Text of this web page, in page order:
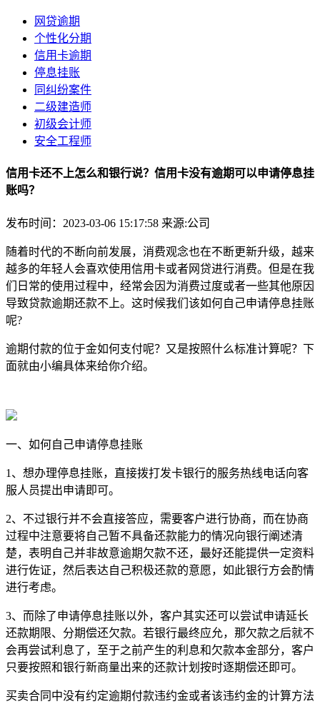
网贷逾期
个性化分期
信用卡逾期
停息挂账
同纠纷案件
二级建造师
初级会计师
安全工程师
信用卡还不上怎么和银行说？信用卡没有逾期可以申请停息挂
账吗？
发布时间：2023-03-06 15:17:58 来源:公司
随着时代的不断向前发展，消费观念也在不断更新升级，越来
越多的年轻人会喜欢使用信用卡或者网贷进行消费。但是在我
们日常的使用过程中，经常会因为消费过度或者一些其他原因
导致贷款逾期还款不上。这时候我们该如何自己申请停息挂账
呢?
逾期付款的位于金如何支付呢？又是按照什么标准计算呢？下
面就由小编具体来给你介绍。
一、如何自己申请停息挂账
1、想办理停息挂账，直接拨打发卡银行的服务热线电话向客
服人员提出申请即可。
2、不过银行并不会直接答应，需要客户进行协商，而在协商
过程中注意要将自己暂不具备还款能力的情况向银行阐述清
楚，表明自己并非故意逾期欠款不还，最好还能提供一定资料
进行佐证，然后表达自己积极还款的意愿，如此银行方会酌情
进行考虑。
3、而除了申请停息挂账以外，客户其实还可以尝试申请延长
还款期限、分期偿还欠款。若银行最终应允，那欠款之后就不
会再尝试利息了，至于之前产生的利息和欠款本金部分，客户
只要按照和银行新商量出来的还款计划按时逐期偿还即可。
买卖合同中没有约定逾期付款违约金或者该违约金的计算方法